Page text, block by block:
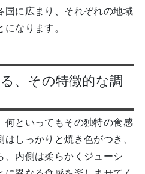
国に広まり、それぞれの地域
なります。
、その特徴的な調
何といってもその独特の食感
しっかりと焼き色がつき、
内側は柔らかくジューシ